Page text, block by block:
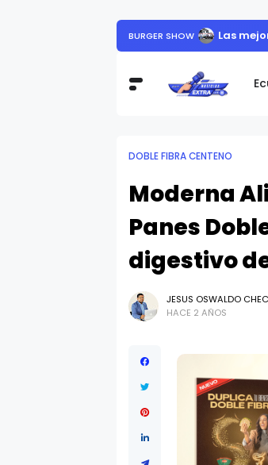
BURGER SHOW Las
DOBLE FIBRA CENTENO
Moderna
Panes
digestivo
JESUS OSWALDO
HACE 2 AÑOS